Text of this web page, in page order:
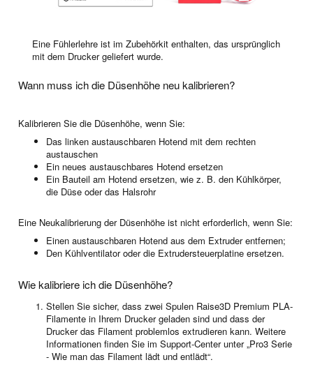
Eine Fühlerlehre ist im Zubehörkit enthalten, das ursprünglich
mit dem Drucker geliefert wurde.
Wann muss ich die Düsenhöhe neu kalibrieren?
Kalibrieren Sie die Düsenhöhe, wenn Sie:
Das linken austauschbaren Hotend mit dem rechten
austauschen
Ein neues austauschbares Hotend ersetzen
Ein Bauteil am Hotend ersetzen, wie z. B. den Kühlkörper,
die Düse oder das Halsrohr
Eine Neukalibrierung der Düsenhöhe ist nicht erforderlich, wenn Sie:
Einen austauschbaren Hotend aus dem Extruder entfernen;
Den Kühlventilator oder die Extrudersteuerplatine ersetzen.
Wie kalibriere ich die Düsenhöhe?
Stellen Sie sicher, dass zwei Spulen Raise3D Premium PLA-
Filamente in Ihrem Drucker geladen sind und dass der
Drucker das Filament problemlos extrudieren kann. Weitere
Informationen finden Sie im Support-Center unter „Pro3 Serie
- Wie man das Filament lädt und entlädt“.